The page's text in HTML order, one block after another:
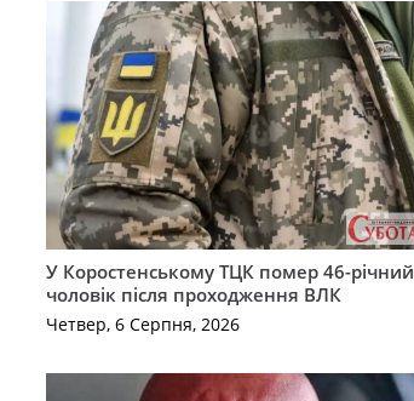
У Коростенському ТЦК помер 46-річний
чоловік після проходження ВЛК
Четвер, 6 Серпня, 2026